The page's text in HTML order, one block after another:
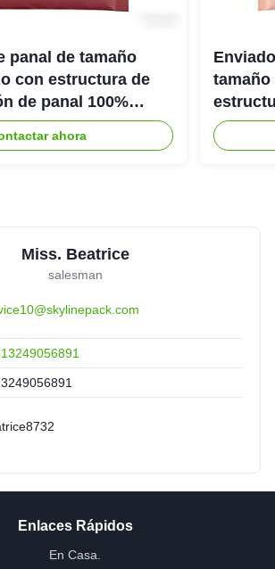
panal de tamaño
con estructura de
de panal 100%
embalaje protector
ahora
panal
Miss. Beatrice
salesman
Enlaces Rápidos
En Casa.